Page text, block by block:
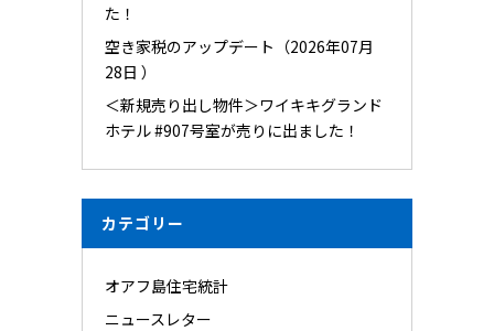
た！
空き家税のアップデート（2026年07月
28日 ）
＜新規売り出し物件＞ワイキキグランド
ホテル #907号室が売りに出ました！
カテゴリー
オアフ島住宅統計
ニュースレター